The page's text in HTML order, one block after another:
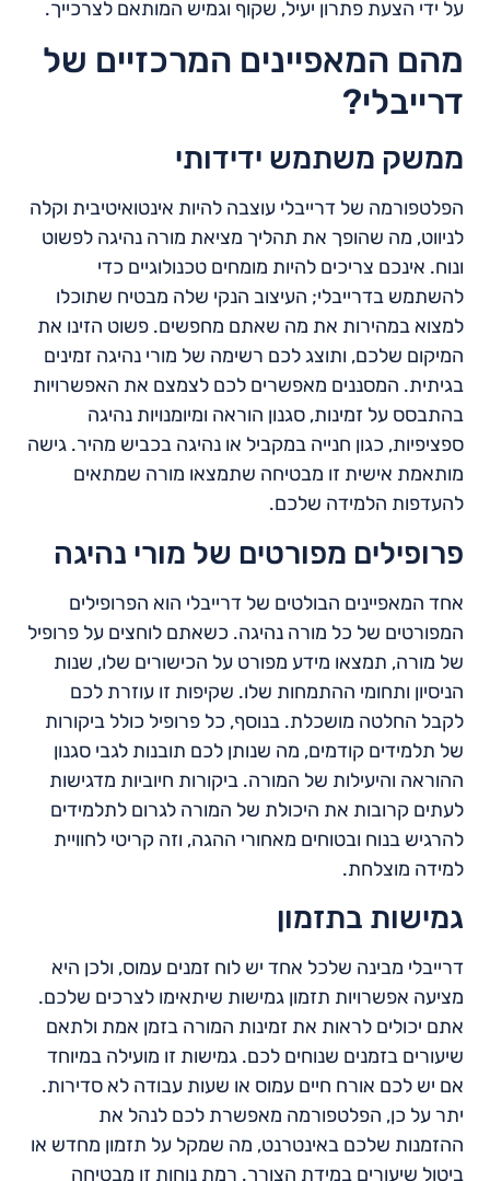
על ידי הצעת פתרון יעיל, שקוף וגמיש המותאם לצרכייך.
מהם המאפיינים המרכזיים של
דרייבלי?
ממשק משתמש ידידותי
הפלטפורמה של דרייבלי עוצבה להיות אינטואיטיבית וקלה
לניווט, מה שהופך את תהליך מציאת מורה נהיגה לפשוט
ונוח. אינכם צריכים להיות מומחים טכנולוגיים כדי
להשתמש בדרייבלי; העיצוב הנקי שלה מבטיח שתוכלו
למצוא במהירות את מה שאתם מחפשים. פשוט הזינו את
המיקום שלכם, ותוצג לכם רשימה של מורי נהיגה זמינים
בגיתית. המסננים מאפשרים לכם לצמצם את האפשרויות
בהתבסס על זמינות, סגנון הוראה ומיומנויות נהיגה
ספציפיות, כגון חנייה במקביל או נהיגה בכביש מהיר. גישה
מותאמת אישית זו מבטיחה שתמצאו מורה שמתאים
להעדפות הלמידה שלכם.
פרופילים מפורטים של מורי נהיגה
אחד המאפיינים הבולטים של דרייבלי הוא הפרופילים
המפורטים של כל מורה נהיגה. כשאתם לוחצים על פרופיל
של מורה, תמצאו מידע מפורט על הכישורים שלו, שנות
הניסיון ותחומי ההתמחות שלו. שקיפות זו עוזרת לכם
לקבל החלטה מושכלת. בנוסף, כל פרופיל כולל ביקורות
של תלמידים קודמים, מה שנותן לכם תובנות לגבי סגנון
ההוראה והיעילות של המורה. ביקורות חיוביות מדגישות
לעתים קרובות את היכולת של המורה לגרום לתלמידים
להרגיש בנוח ובטוחים מאחורי ההגה, וזה קריטי לחוויית
למידה מוצלחת.
גמישות בתזמון
דרייבלי מבינה שלכל אחד יש לוח זמנים עמוס, ולכן היא
מציעה אפשרויות תזמון גמישות שיתאימו לצרכים שלכם.
אתם יכולים לראות את זמינות המורה בזמן אמת ולתאם
שיעורים בזמנים שנוחים לכם. גמישות זו מועילה במיוחד
אם יש לכם אורח חיים עמוס או שעות עבודה לא סדירות.
יתר על כן, הפלטפורמה מאפשרת לכם לנהל את
ההזמנות שלכם באינטרנט, מה שמקל על תזמון מחדש או
ביטול שיעורים במידת הצורך. רמת נוחות זו מבטיחה